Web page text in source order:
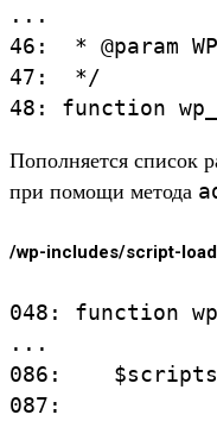
...
46:  * @param
47:  */
Пополняется список
при помощи метода
/wp-includes/script-
048: function
...
086:
087: